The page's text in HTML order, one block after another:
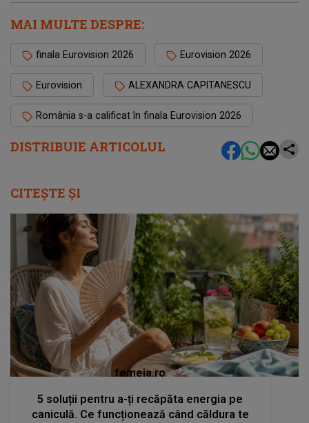
DISTRIBUIE ARTICOLUL
MAI MULTE DESPRE:
finala Eurovision 2026 Eurovision 2026
Eurovision ALEXANDRA CAPITANESCU
România s-a calificat în finala Eurovision 2026
CITEȘTE ȘI
femeia.ro
5 soluții pentru a-ți recăpăta energia pe
caniculă. Ce funcționează când căldura te